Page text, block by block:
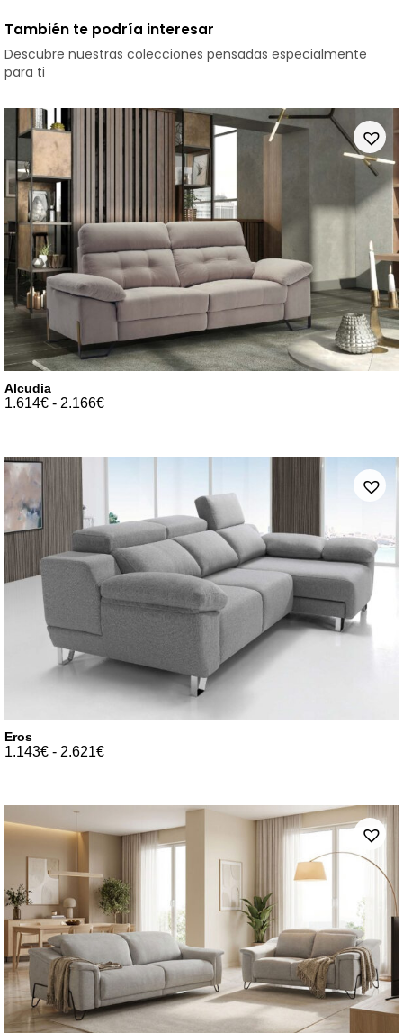
También te podría interesar
Descubre nuestras colecciones pensadas especialmente
para ti
Alcudia
1.614€ - 2.166€
Eros
1.143€ - 2.621€